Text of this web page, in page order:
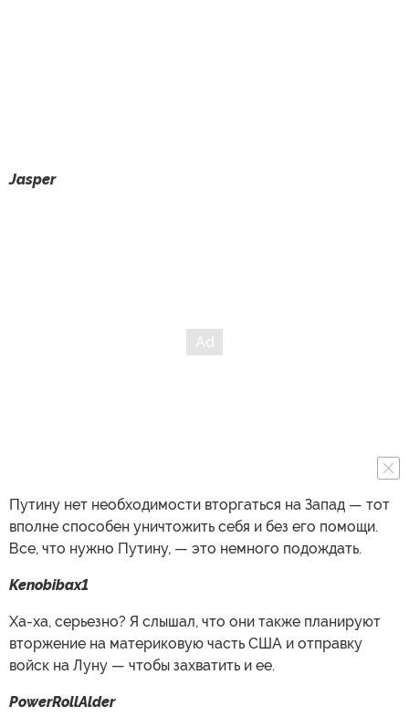
Jasper
Путину нет необходимости вторгаться на Запад — тот
вполне способен уничтожить себя и без его помощи.
Все, что нужно Путину, — это немного подождать.
Kenobibax1
Ха-ха, серьезно? Я слышал, что они также планируют
вторжение на материковую часть США и отправку
войск на Луну — чтобы захватить и ее.
PowerRollAlder